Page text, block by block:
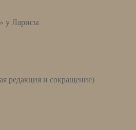
у Ларисы
редакция и сокращение)